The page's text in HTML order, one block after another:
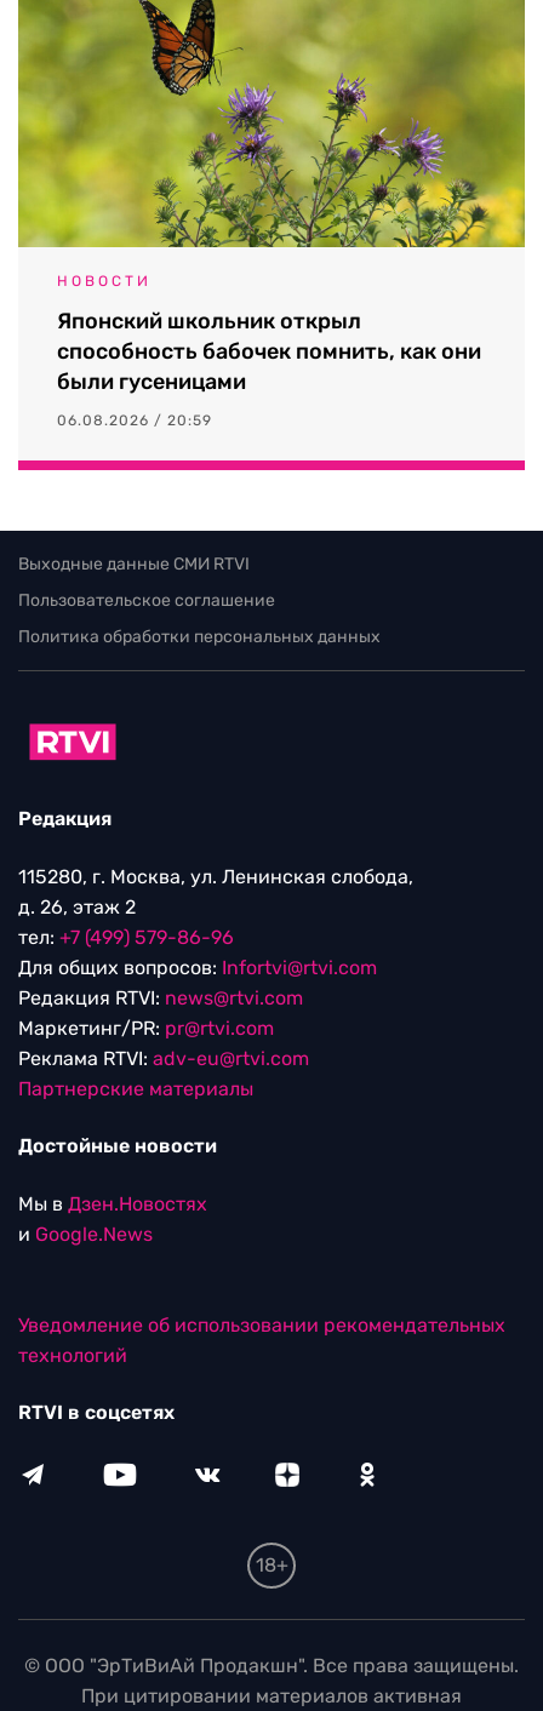
НОВОСТИ
Японский школьник открыл
способность бабочек помнить, как они
были гусеницами
06.08.2026 / 20:59
Выходные данные СМИ RTVI
Пользовательское соглашение
Политика обработки персональных данных
Редакция
115280, г. Москва, ул. Ленинская слобода,
д. 26, этаж 2
тел: +7 (499) 579-86-96
Для общих вопросов: Infortvi@rtvi.com
Редакция RTVI: news@rtvi.com
Маркетинг/PR: pr@rtvi.com
Реклама RTVI: adv-eu@rtvi.com
Партнерские материалы
Достойные новости
Мы в Дзен.Новостях
и Google.News
Уведомление об использовании рекомендательных
технологий
RTVI в соцсетях
18+
© ООО "ЭрТиВиАй Продакшн". Все права защищены.
При цитировании материалов активная